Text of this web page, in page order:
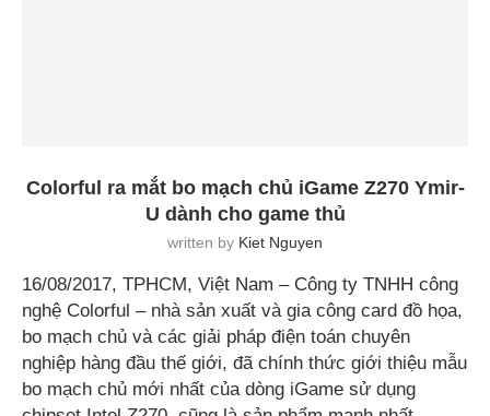
Colorful ra mắt bo mạch chủ iGame Z270 Ymir-
U dành cho game thủ
written by Kiet Nguyen
16/08/2017, TPHCM, Việt Nam – Công ty TNHH công
nghệ Colorful – nhà sản xuất và gia công card đồ họa,
bo mạch chủ và các giải pháp điện toán chuyên
nghiệp hàng đầu thế giới, đã chính thức giới thiệu mẫu
bo mạch chủ mới nhất của dòng iGame sử dụng